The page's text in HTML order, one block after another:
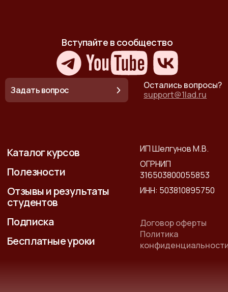
Вступайте в сообщество
Остались вопросы?
support@1lad.ru
Задать вопрос
Каталог курсов
Полезности
Отзывы и результаты
студентов
Подписка
Бесплатные уроки
ИП Шелгунов М.В.
ОГРНИП
316503800055853
ИНН: 503810895750
Договор оферты
Политика